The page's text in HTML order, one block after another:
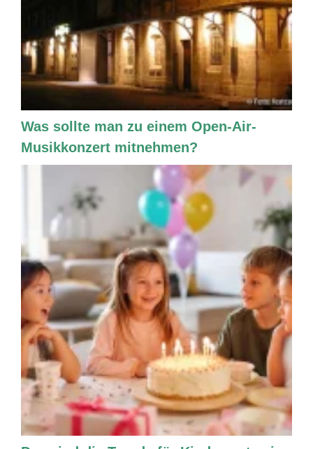
Was sollte man zu einem Open-Air-
Musikkonzert mitnehmen?